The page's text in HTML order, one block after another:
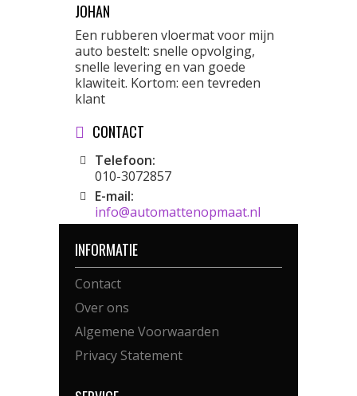
JOHAN
Een rubberen vloermat voor mijn
auto bestelt: snelle opvolging,
snelle levering en van goede
klawiteit. Kortom: een tevreden
klant
CONTACT
Telefoon:
010-3072857
E-mail:
info@automattenopmaat.nl
INFORMATIE
Contact
Over ons
Algemene Voorwaarden
Privacy Statement